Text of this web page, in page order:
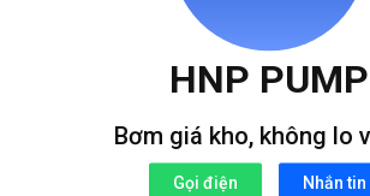
HNP PUMP
Bơm giá kho, không lo
Gọi điện Nhắn tin